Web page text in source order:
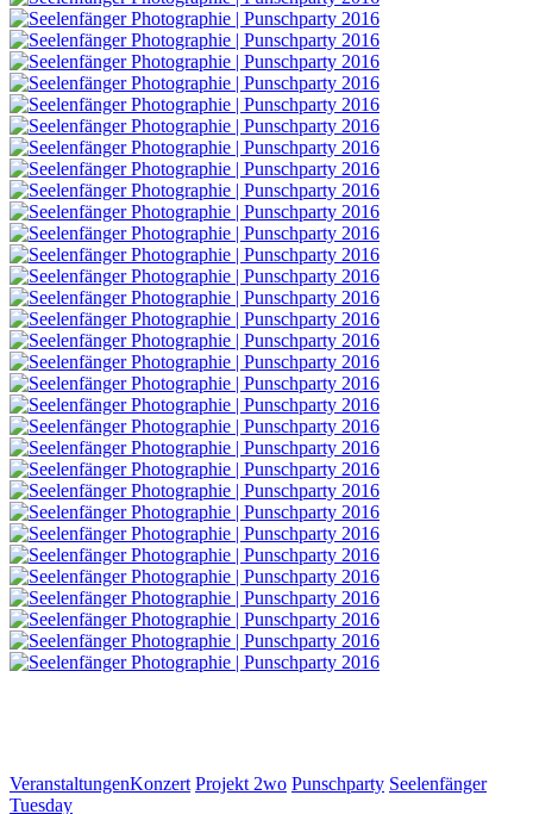
Categories
VeranstaltungenTags,
Konzert Projekt 2wo Punschparty Seelenfänger
Tuesday